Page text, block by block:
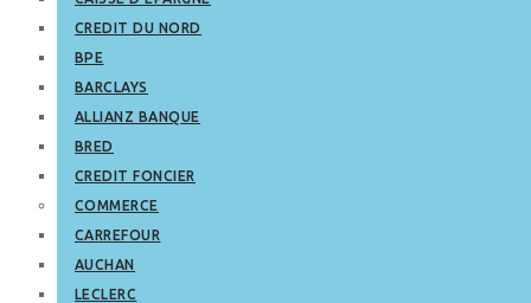
CREDIT DU NORD
BPE
BARCLAYS
ALLIANZ BANQUE
BRED
CREDIT FONCIER
COMMERCE
CARREFOUR
AUCHAN
LECLERC